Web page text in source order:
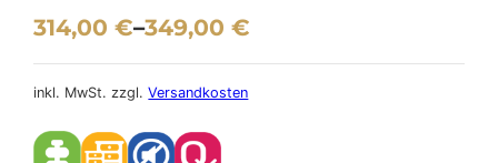
314,00€–349,00€
inkl. MwSt. zzgl.Versandkosten